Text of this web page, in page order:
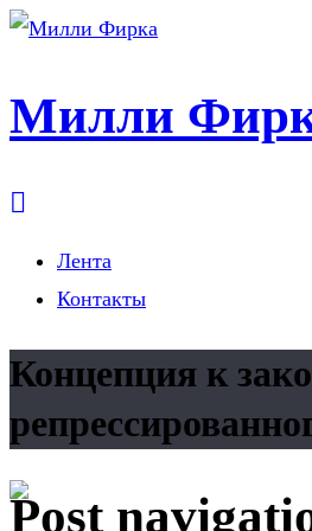
Милли
Лента
Контакты
Концепция к
Post